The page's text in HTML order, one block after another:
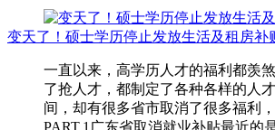
变天了！硕士学历停止发放生活及租房补
一直以来，高学历人才的福利都羡
了抢人才，都制定了各种各样的人
间，却有很多省市取消了很多福利
PART.1广东省取消就业补贴最近的